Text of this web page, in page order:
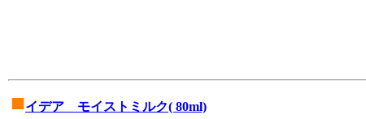
■イデア モイストミルク( 80ml)